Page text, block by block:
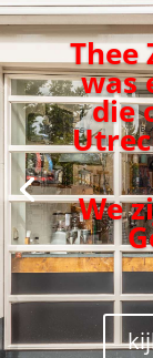
Thee
was
die
We